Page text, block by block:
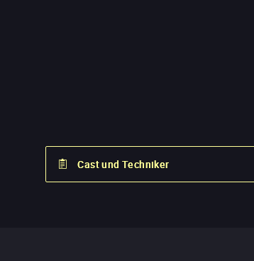
Cast und Techniker